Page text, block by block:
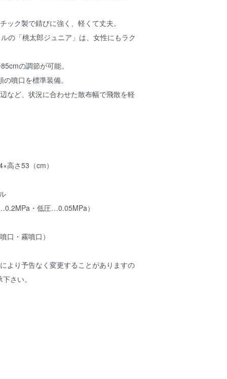
ック製で錆びに強く、軽くて丈夫。
の「桃太郎ジュニア」は、女性にもラク
の調節が可能。
噴口を標準装備。
など、状況に合わせた散布幅で飛散を軽
さ53（cm）
・低圧…0.05MPa）
口・霧噴口）
より予告なく変更することがありますの
さい。